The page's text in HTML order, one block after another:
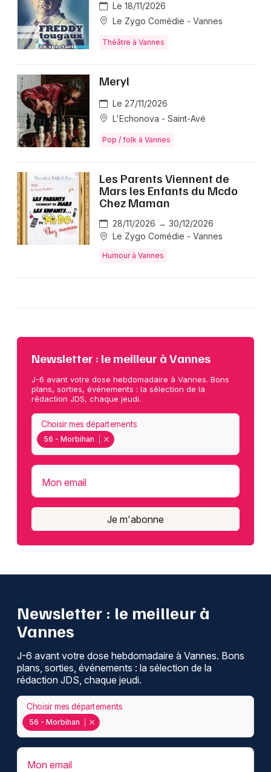
Le 18/11/2026
Le Zygo Comédie - Vannes
Théâtre à Vannes
Meryl
Le 27/11/2026
L'Echonova - Saint-Avé
Pop / folk à Vannes
Les Parents Viennent de
Mars les Enfants du Mcdo
Chez Maman
28/11/2026 → 30/12/2026
Le Zygo Comédie - Vannes
Humour à Vannes
Newsletter : le meilleur à Vannes
J-6 avant votre dose hebdomadaire à Vannes. Bons
plans, sorties, événements : la sélection de la
rédaction JDS, chaque jeudi.
56 - Morbihan
Choisir mes départements
Mon email
Je m'abonne
Newsletter : le meilleur à
Vannes
J-6 avant votre dose hebdomadaire à Vannes. Bons
plans, sorties, événements : la sélection de la
rédaction JDS, chaque jeudi.
56 - Morbihan
Choisir mes départements
Mon email